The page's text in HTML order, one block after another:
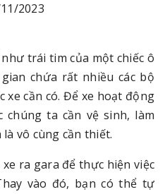
2023
trái tim của một chiếc ô
chứa rất nhiều các bộ
xe cần có. Để xe hoạt động
ta cần vệ sinh, làm
vô cùng cần thiết.
ra gara để thực hiện việc
vào đó, bạn có thể tự